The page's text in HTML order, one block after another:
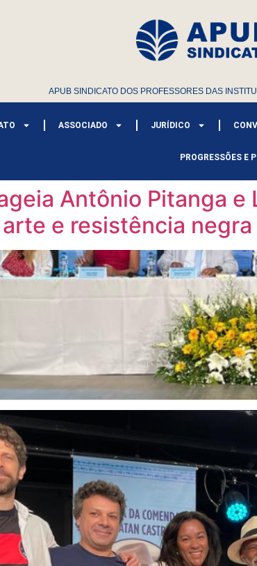
APUB SINDICATO DOS PROFESSORES DAS
ASSOCIADO JURÍDICO
PROGRESSÕES E
Antônio Pitanga
e resistência negra